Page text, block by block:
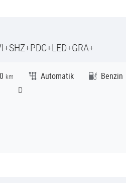
km Automatik
Benzin
D